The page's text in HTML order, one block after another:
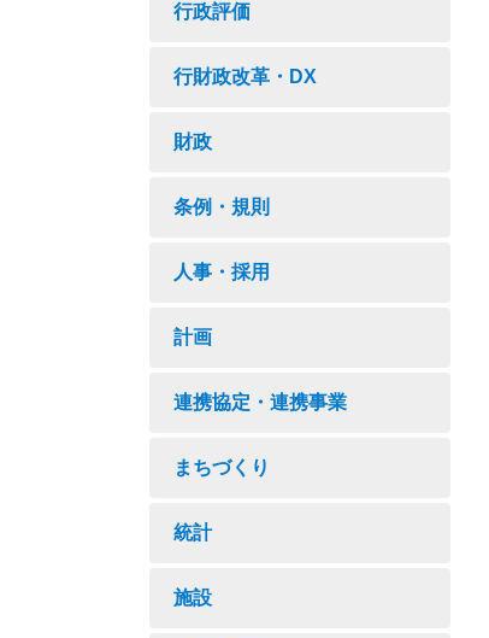
行政評価
行財政改革・DX
財政
条例・規則
人事・採用
計画
連携協定・連携事業
まちづくり
統計
施設